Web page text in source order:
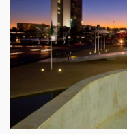
Imprensa
Contato